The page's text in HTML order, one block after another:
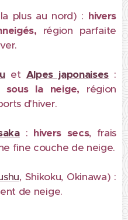
plus au nord) : hivers
région parfaite
et Alpes japonaises :
sous la neige, région
d'hiver.
: hivers secs, frais
fine couche de neige.
, Shikoku, Okinawa) :
de neige.